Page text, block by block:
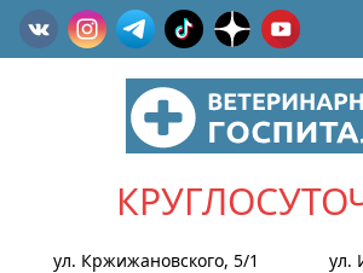
ул. Кржижановского, 5/1 ул.